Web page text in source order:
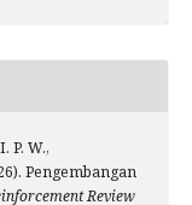
P. W.,
Pengembangan
Review